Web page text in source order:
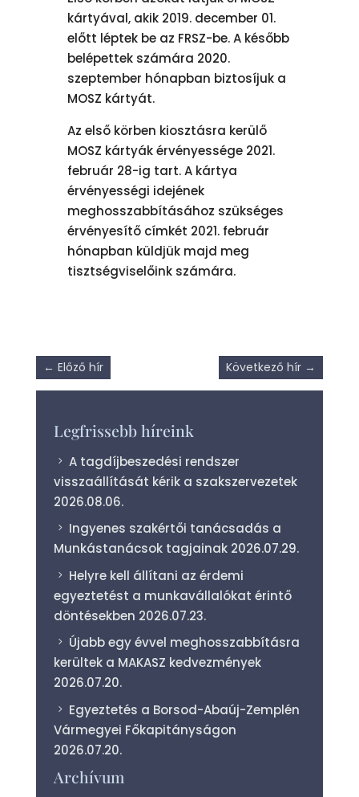
kártyával, akik 2019. december 01.
előtt léptek be az FRSZ-be. A később
belépettek számára 2020.
szeptember hónapban biztosíjuk a
MOSZ kártyát.
Az első körben kiosztásra kerülő
MOSZ kártyák érvényessége 2021.
február 28-ig tart. A kártya
érvényességi idejének
meghosszabbításához szükséges
érvényesítő címkét 2021. február
hónapban küldjük majd meg
tisztségviselőink számára.
← Előző hír Következő hír →
Legfrissebb híreink
A tagdíjbeszedési rendszer
visszaállítását kérik a szakszervezetek
2026.08.06.
Ingyenes szakértői tanácsadás a
Munkástanácsok tagjainak 2026.07.29.
Helyre kell állítani az érdemi
egyeztetést a munkavállalókat érintő
döntésekben 2026.07.23.
Újabb egy évvel meghosszabbításra
kerültek a MAKASZ kedvezmények
2026.07.20.
Egyeztetés a Borsod-Abaúj-Zemplén
Vármegyei Főkapitányságon
2026.07.20.
Archívum